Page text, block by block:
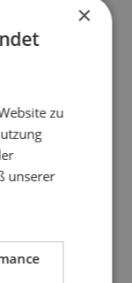
×
zu
unserer